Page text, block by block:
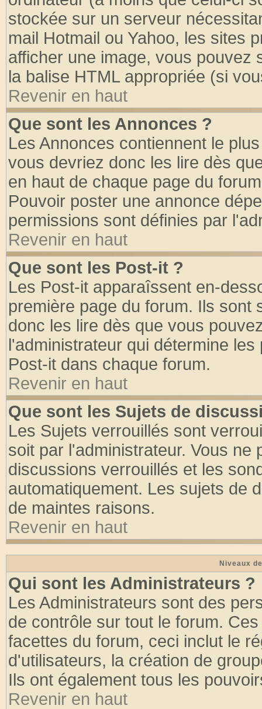
stockée sur un serveur
mail Hotmail ou Yahoo, les sites
afficher une image, vous pouvez
la balise HTML appropriée (si
Revenir en haut
Que sont les Annonces ?
Les Annonces contiennent le
vous devriez donc les lire dès
en haut de chaque page du
Pouvoir poster une annonce
permissions sont définies par
Revenir en haut
Que sont les Post-it ?
Les Post-it apparaîssent en-
première page du forum. Ils
donc les lire dès que vous
l'administrateur qui détermine
Post-it dans chaque forum.
Revenir en haut
Que sont les Sujets de
Les Sujets verrouillés sont
soit par l'administrateur. Vous
discussions verrouillés et les
automatiquement. Les sujets de
de maintes raisons.
Revenir en haut
Niveaux
Qui sont les Administrateurs ?
Les Administrateurs sont des
de contrôle sur tout le forum.
facettes du forum, ceci inclut le
d'utilisateurs, la création de
Ils ont également tous les
Revenir en haut